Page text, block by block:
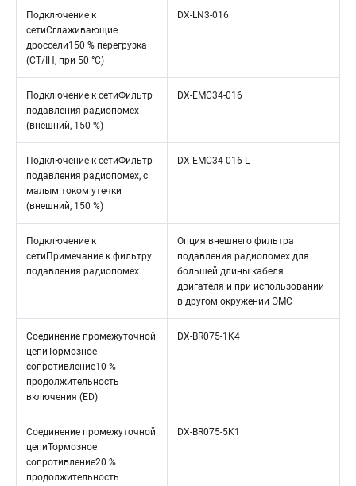
Подключение к
сетиСглаживающие
дроссели150 % перегрузка
(CT/IH, при 50 °C)
DX-LN3-016
Подключение к сетиФильтр
подавления радиопомех
(внешний, 150 %)
DX-EMC34-016
Подключение к сетиФильтр
подавления радиопомех, с
малым током утечки
(внешний, 150 %)
DX-EMC34-016-L
Подключение к
сетиПримечание к фильтру
подавления радиопомех
Опция внешнего фильтра
подавления радиопомех для
большей длины кабеля
двигателя и при использовании
в другом окружении ЭМС
Соединение промежуточной
цепиТормозное
сопротивление10 %
продолжительность
включения (ED)
DX-BR075-1K4
Соединение промежуточной
цепиТормозное
сопротивление20 %
продолжительность
DX-BR075-5K1